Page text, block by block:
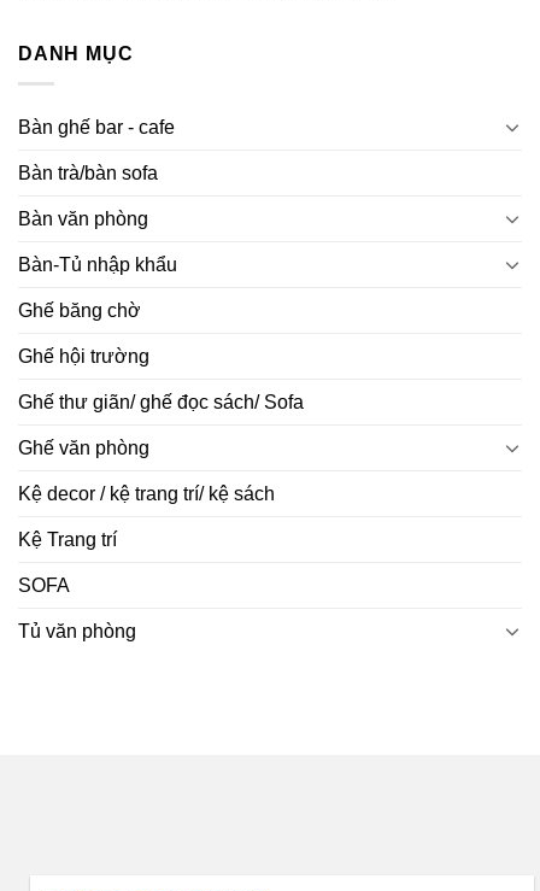
DANH MỤC
Bàn ghế bar - cafe
Bàn trà/bàn sofa
Bàn văn phòng
Bàn-Tủ nhập khẩu
Ghế băng chờ
Ghế hội trường
Ghế thư giãn/ ghế đọc sách/ Sofa
Ghế văn phòng
Kệ decor / kệ trang trí/ kệ sách
Kệ Trang trí
SOFA
Tủ văn phòng